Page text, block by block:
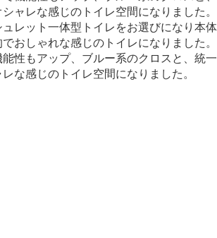
レット一体型トイレをお選びになり本体
おしゃれな感じのトイレになりました。
性もアップ、ブルー系のクロスと、統一
な感じのトイレ空間になりました。